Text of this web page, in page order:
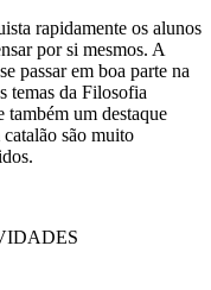
rapidamente os alunos
por si mesmos. A
passar em boa parte na
temas da Filosofia
também um destaque
são muito